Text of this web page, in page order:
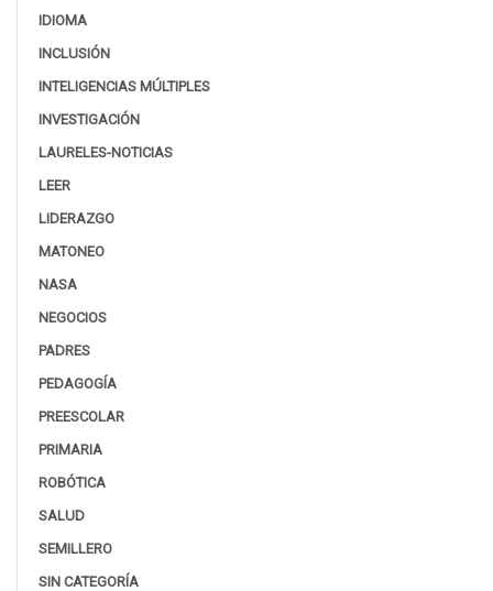
IDIOMA
INCLUSIÓN
INTELIGENCIAS MÚLTIPLES
INVESTIGACIÓN
LAURELES-NOTICIAS
LEER
LIDERAZGO
MATONEO
NASA
NEGOCIOS
PADRES
PEDAGOGÍA
PREESCOLAR
PRIMARIA
ROBÓTICA
SALUD
SEMILLERO
SIN CATEGORÍA